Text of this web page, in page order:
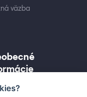
väzba
osobných údajov